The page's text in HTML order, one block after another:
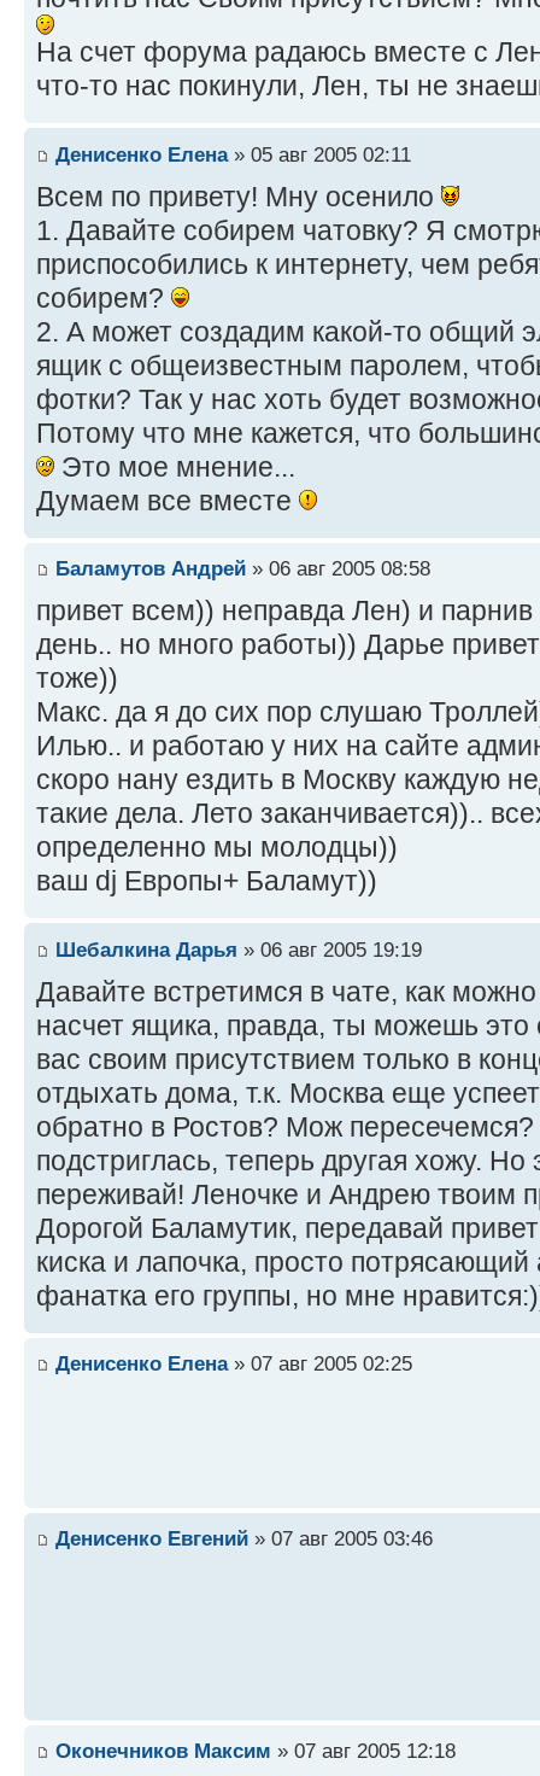
На счет форума радаюсь вместе с
что-то нас покинули, Лен, ты не
Денисенко Елена» 05 авг 2005 02:11
Всем по привету! Мну осенило
1. Давайте собирем чатовку? Я
приспособились к интернету, чем
собирем?
2. А может создадим какой-то общий
ящик с общеизвестным паролем,
фотки? Так у нас хоть будет
Потому что мне кажется, что
Это мое мнение...
Думаем все вместе
Баламутов Андрей » 06 авг 2005 08:58
привет всем)) неправда Лен) и
день.. но много работы)) Дарье
тоже))
Макс. да я до сих пор слушаю
Илью.. и работаю у них на сайте
скоро нану ездить в Москву каждую
такие дела. Лето заканчивается))..
определенно мы молодцы))
ваш dj Европы+ Баламут))
Шебалкина Дарья » 06 авг 2005 19:19
Давайте встретимся в чате, как
насчет ящика, правда, ты можешь это
вас своим присутствием только в
отдыхать дома, т.к. Москва еще
обратно в Ростов? Мож
подстриглась, теперь другая хожу.
переживай! Леночке и Андрею твоим
Дорогой Баламутик, передавай
киска и лапочка, просто потрясающий
фанатка его группы, но мне
Денисенко Елена» 07 авг 2005 02:25
Денисенко Евгений » 07 авг 2005 03:46
Оконечников Максим » 07 авг 2005 12:18